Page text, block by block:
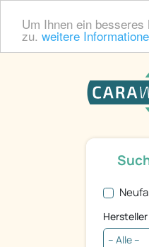
Um Ihnen ein
zu. weitere
Hersteller